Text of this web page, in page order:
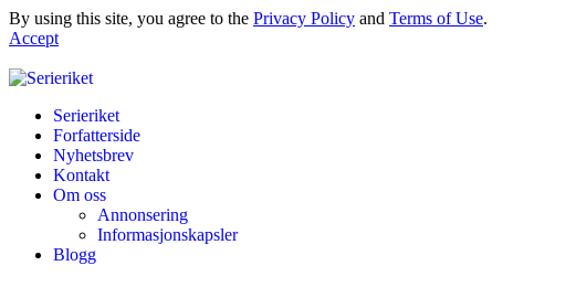
By using this site, you agree to the Privacy Policy and Terms of Use.
Accept
Serieriket
Forfatterside
Nyhetsbrev
Kontakt
Om oss
Annonsering
Informasjonskapsler
Blogg